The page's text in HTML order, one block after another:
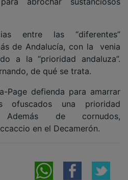
de Andalucía, con la venia
a la “prioridad andaluza”.
de qué se trata.
ofuscados una prioridad
Además de cornudos,
en el Decamerón.